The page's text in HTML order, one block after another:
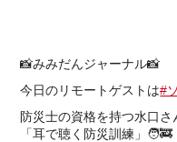
📸みみだんジャーナル📸
今日のリモートゲストは#
防災士の資格を持つ水口さ
「耳で聴く防災訓練」🧑‍🚒